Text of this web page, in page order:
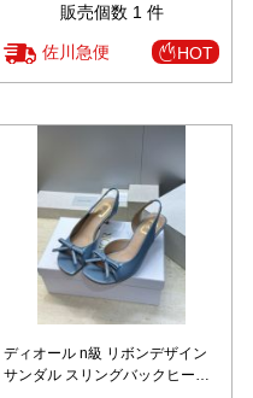
販売個数 1 件
佐川急便 HOT
ディオール n級 リボンデザイン
サンダル スリングバックヒール